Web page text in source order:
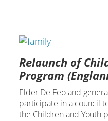
Relaunch of
Program
Elder De Feo and
participate in a council
the Children and Youth